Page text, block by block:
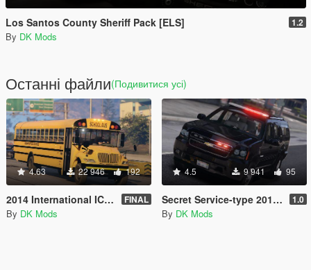
Los Santos County Sheriff Pack [ELS] 1.2
By DK Mods
Останні файли(Подивитися усі)
4.63 22 946 192
2014 International IC CE - American School Bus FINAL
By DK Mods
4.5 9 941 95
Secret Service-type 2012 Suburban "Halfback" 1.0
By DK Mods